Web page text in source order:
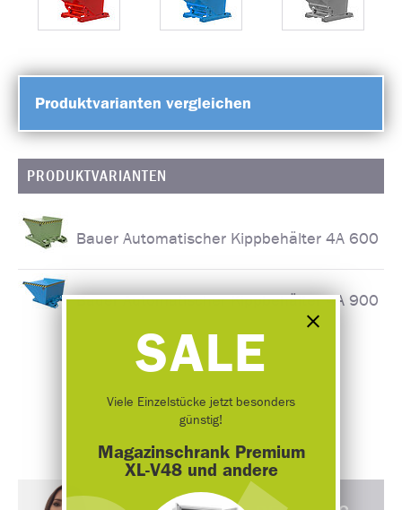
Produktvarianten vergleichen
PRODUKTVARIANTEN
Bauer Automatischer Kippbehälter 4A 600
Bauer Automatischer Kippbehälter 4A 900
SALE
Viele Einzelstücke jetzt besonders
günstig!
Magazinschrank Premium
XL-V48 und andere